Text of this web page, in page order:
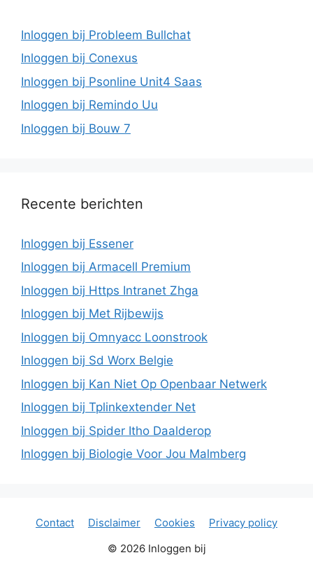
Inloggen bij Probleem Bullchat
Inloggen bij Conexus
Inloggen bij Psonline Unit4 Saas
Inloggen bij Remindo Uu
Inloggen bij Bouw 7
Recente berichten
Inloggen bij Essener
Inloggen bij Armacell Premium
Inloggen bij Https Intranet Zhga
Inloggen bij Met Rijbewijs
Inloggen bij Omnyacc Loonstrook
Inloggen bij Sd Worx Belgie
Inloggen bij Kan Niet Op Openbaar Netwerk
Inloggen bij Tplinkextender Net
Inloggen bij Spider Itho Daalderop
Inloggen bij Biologie Voor Jou Malmberg
Contact Disclaimer Cookies
Privacy policy
© 2026 Inloggen bij